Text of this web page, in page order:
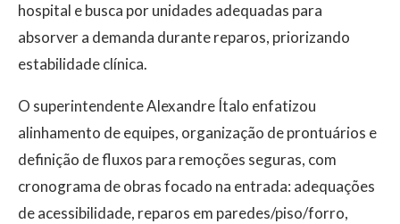
hospital e busca por unidades adequadas para
absorver a demanda durante reparos, priorizando
estabilidade clínica.
O superintendente Alexandre Ítalo enfatizou
alinhamento de equipes, organização de prontuários e
definição de fluxos para remoções seguras, com
cronograma de obras focado na entrada: adequações
de acessibilidade, reparos em paredes/piso/forro,